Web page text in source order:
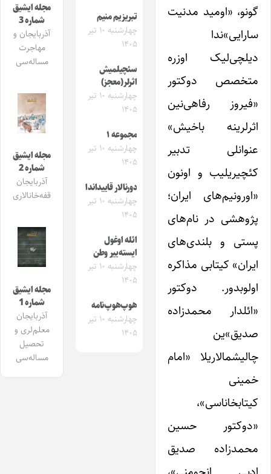
گونو، «اومید مدنیت
سارایی»ندا
دیلچی‌لیک اوزره
متخصص‌ دوکتور
«فیروز رفاهی‌نین
اثرلرینه باخیش»
عنوانلی تدبیر
کئچیریلیب و اونون
«اورونیم‌های ایران؛
پژوهشی در نام‌های
پستی و بلندی‌های
ایران» کیتابی‌ مذاکره
اولوبدور. دوکتور
«ائلدار محمدزاده
صدیق»ین
چالیشمالاریلا «امام
خمینی
کیتابخاناسی»،
«دوکتور حسین
محمدزاده صدیق
تبریزیم منیم
چهارشنبه ۱۰ تیر
۱۴۰۵
سئچیلمیش
اثرلر(معجز)
چهارشنبه ۱۰ تیر
۱۴۰۵
مجموعه ۱
چهارشنبه ۱۰ تیر
۱۴۰۵
دورنالار قاییداندا
چهارشنبه ۱۰ تیر
۱۴۰۵
ائله اوغول
ایسته‌ییر وطن
چهارشنبه ۱۰ تیر
۱۴۰۵
هوپ‌هوپ‌نامه
چهارشنبه ۱۰ تیر
۱۴۰۵
مجله ایشیق
شماره 3
آذربایجان و
مهاجرت
مساله‌سی
مجله ایشیق
شماره 2
آذربایجان
قفه‌خانالاری
مجله ایشیق
شماره 1
آذربایجان
معلم‌لری و
تحصیل
مساله‌سی